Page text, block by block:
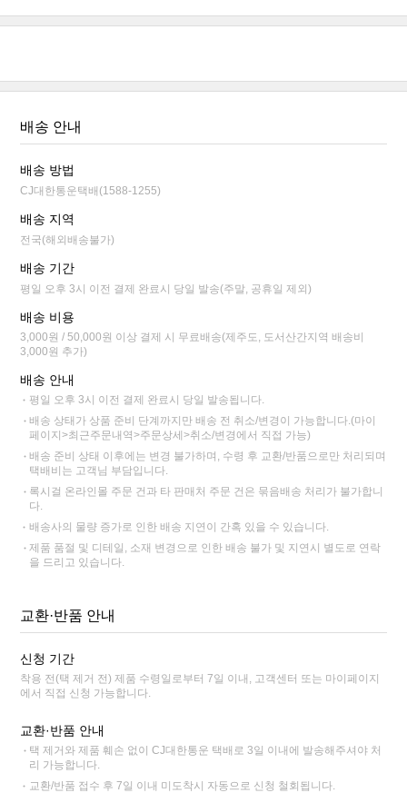
배송 안내
배송 방법
CJ대한통운택배(1588-1255)
배송 지역
전국(해외배송불가)
배송 기간
평일 오후 3시 이전 결제 완료시 당일 발송(주말, 공휴일 제외)
배송 비용
3,000원 / 50,000원 이상 결제 시 무료배송(제주도, 도서산간지역 배송비
3,000원 추가)
배송 안내
평일 오후 3시 이전 결제 완료시 당일 발송됩니다.
배송 상태가 상품 준비 단계까지만 배송 전 취소/변경이 가능합니다.(마이
페이지>최근주문내역>주문상세>취소/변경에서 직접 가능)
배송 준비 상태 이후에는 변경 불가하며, 수령 후 교환/반품으로만 처리되며
택배비는 고객님 부담입니다.
록시걸 온라인몰 주문 건과 타 판매처 주문 건은 묶음배송 처리가 불가합니
다.
배송사의 물량 증가로 인한 배송 지연이 간혹 있을 수 있습니다.
제품 품절 및 디테일, 소재 변경으로 인한 배송 불가 및 지연시 별도로 연락
을 드리고 있습니다.
교환·반품 안내
신청 기간
착용 전(택 제거 전) 제품 수령일로부터 7일 이내, 고객센터 또는 마이페이지
에서 직접 신청 가능합니다.
교환·반품 안내
택 제거와 제품 훼손 없이 CJ대한통운 택배로 3일 이내에 발송해주셔야 처
리 가능합니다.
교환/반품 접수 후 7일 이내 미도착시 자동으로 신청 철회됩니다.